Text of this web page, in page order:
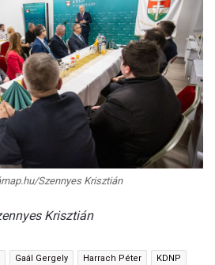
Szennyes Krisztián
Krisztián
Gaál Gergely Harrach Péter KDNP